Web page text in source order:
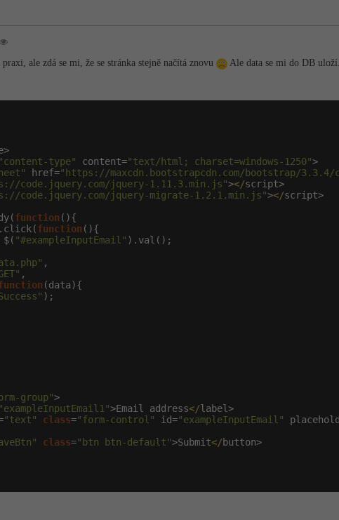
ale zdá se mi, že se stránka stejně načítá znovu Ale data se mi do DB
"content-type" content="text/html; charset=windows-1250">
href="https://maxcdn.bootstrapcdn.com/bootstrap/
code.jquery.com/jquery-1.11.3.min.js"></script>
code.jquery.com/jquery-migrate-1.2.1.min.js"></script>
function (){
function (){
$( "#exampleInputEmail" ).val();
,
,
(data){
);
group">
"exampleInputEmail1">Email address</label>
"text" class="form-control" id="exampleInputEmail"
class="btn btn-default">Submit</button>